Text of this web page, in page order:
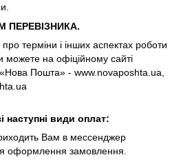
ПЕРЕВІЗНИКА.
терміни і інших аспектах роботи
можете на офіційному сайті
«Нова Пошта» - www.novaposhta.ua,
наступні види оплат:
Вам в мессенджер
оформлення замовлення.